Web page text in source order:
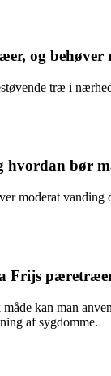
og behøver
træ i
bør
moderat
Frijs
kan man
af sygdomme.